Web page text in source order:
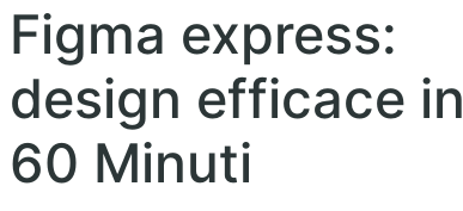
Figma express:
design efficace in
60 Minuti